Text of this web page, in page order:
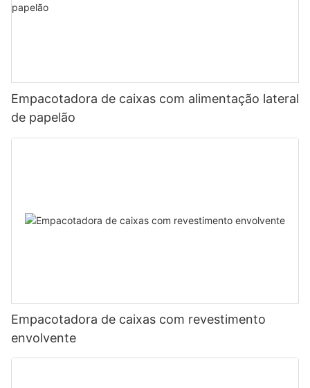
Empacotadora de caixas com alimentação lateral
de papelão
Empacotadora de caixas com revestimento
envolvente